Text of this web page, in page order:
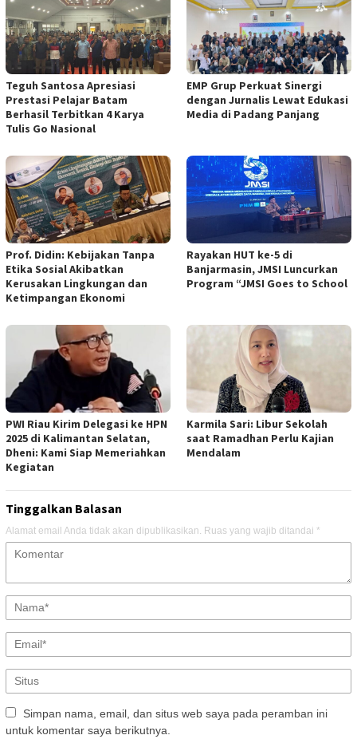
Teguh Santosa Apresiasi
Prestasi Pelajar Batam
Berhasil Terbitkan 4 Karya
Tulis Go Nasional
EMP Grup Perkuat Sinergi
dengan Jurnalis Lewat Edukasi
Media di Padang Panjang
Prof. Didin: Kebijakan Tanpa
Etika Sosial Akibatkan
Kerusakan Lingkungan dan
Ketimpangan Ekonomi
Rayakan HUT ke-5 di
Banjarmasin, JMSI Luncurkan
Program “JMSI Goes to School
PWI Riau Kirim Delegasi ke HPN
2025 di Kalimantan Selatan,
Dheni: Kami Siap Memeriahkan
Kegiatan
Karmila Sari: Libur Sekolah
saat Ramadhan Perlu Kajian
Mendalam
Tinggalkan Balasan
Alamat email Anda tidak akan dipublikasikan. Ruas yang wajib ditandai *
Simpan nama, email, dan situs web saya pada peramban ini
untuk komentar saya berikutnya.